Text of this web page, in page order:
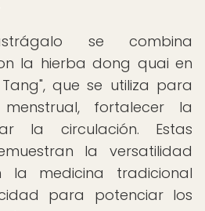
se combina
la hierba dong quai en
que se utiliza para
fortalecer la
la circulación. Estas
la versatilidad
medicina tradicional
para potenciar los